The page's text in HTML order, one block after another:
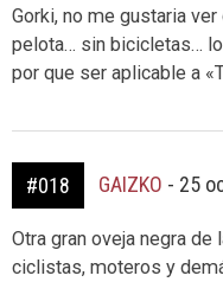
Gorki, no me gustaria
pelota… sin bicicletas… lo
por que ser aplicable a
#018 GAIZKO - 25
Otra gran oveja negra
ciclistas, moteros y